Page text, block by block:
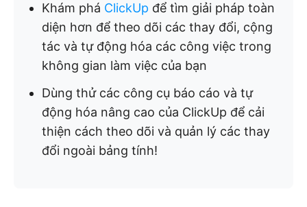
Khám phá ClickUp để tìm giải pháp toàn
diện hơn để theo dõi các thay đổi, cộng
tác và tự động hóa các công việc trong
không gian làm việc của bạn
Dùng thử các công cụ báo cáo và tự
động hóa nâng cao của ClickUp để cải
thiện cách theo dõi và quản lý các thay
đổi ngoài bảng tính!